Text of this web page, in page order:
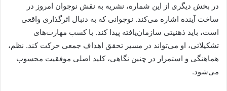
در بخش دیگری از این شماره، نشریه به نقش نوجوان امروز در
ساخت آینده اشاره می‌کند. نوجوانی که به دنبال اثرگذاری واقعی
است، باید ذهنیتی سازمان‌یافته پیدا کند. با کسب مهارت‌های
تشکیلاتی، او می‌تواند در مسیر تحقق اهداف جمعی حرکت کند. نظم،
هماهنگی و استمرار در چنین نگاهی، کلید اصلی موفقیت محسوب
می‌شود.